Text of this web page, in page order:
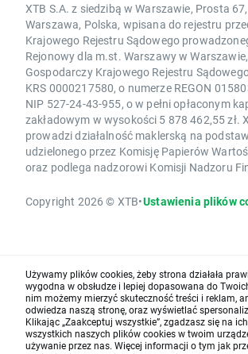
XTB S.A. z siedzibą w Warszawie, Prosta
Warszawa, Polska, wpisana do rejestru
Krajowego Rejestru Sądowego
Rejonowy dla m.st. Warszawy w
Gospodarczy Krajowego Rejestru
KRS 0000217580, o numerze REGON
NIP 527-24-43-955, o w pełni opłaconym
zakładowym w wysokości 5 878 462,55 zł.
prowadzi działalność maklerską na
udzielonego przez Komisję Papierów
oraz podlega nadzorowi Komisji Nadzoru
Copyright 2026 © XTB•Ustawienia plików
Używamy plików cookies, żeby strona działała
wygodna w obsłudze i lepiej dopasowana do
nim możemy mierzyć skuteczność treści i reklam,
odwiedza naszą stronę, oraz wyświetlać
Klikając „Zaakceptuj wszystkie”, zgadzasz się na
wszystkich naszych plików cookies w twoim
używanie przez nas. Więcej informacji o tym jak